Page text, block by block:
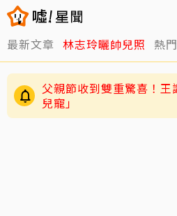
最新文章 林志玲曬帥兒照 熱
父親節收到雙重驚喜！
兒寵」